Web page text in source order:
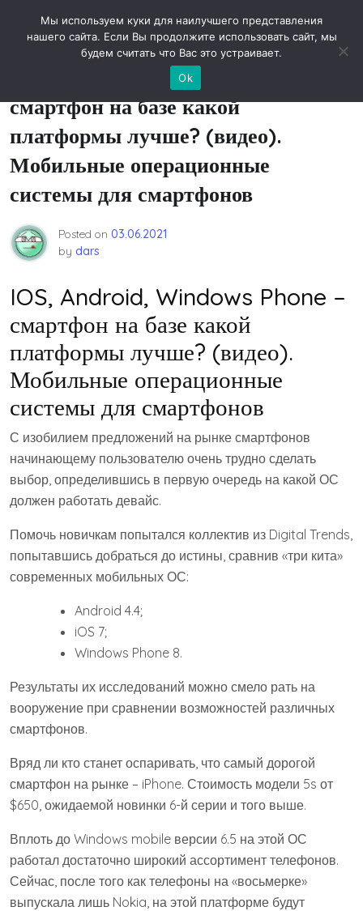
Новости технологий
IOS, Android, Windows Phone –
смартфон на базе какой
платформы лучше? (видео).
Мобильные операционные
системы для смартфонов
Posted on 03.06.2021
by dars
IOS, Android, Windows Phone –
смартфон на базе какой
платформы лучше? (видео).
Мобильные операционные
системы для смартфонов
С изобилием предложений на рынке смартфонов
начинающему пользователю очень трудно сделать
выбор, определившись в первую очередь на какой ОС
должен работать девайс.
Помочь новичкам попытался коллектив из Digital Trends,
попытавшись добраться до истины, сравнив «три кита»
современных мобильных ОС:
Android 4.4;
iOS 7;
Windows Phone 8.
Результаты их исследований можно смело рать на
вооружение при сравнении возможностей различных
смартфонов.
Вряд ли кто станет оспаривать, что самый дорогой
смартфон на рынке – iPhone. Стоимость модели 5s от
$650, ожидаемой новинки 6-й серии и того выше.
Вплоть до Windows mobile версии 6.5 на этой ОС
работал достаточно широкий ассортимент телефонов.
Сейчас, после того как телефоны на «восьмерке»
выпускала лишь Nokia, на этой платформе будут
Мы используем куки для наилучшего представления
нашего сайта. Если Вы продолжите использовать сайт, мы
будем считать что Вас это устраивает.
Ok